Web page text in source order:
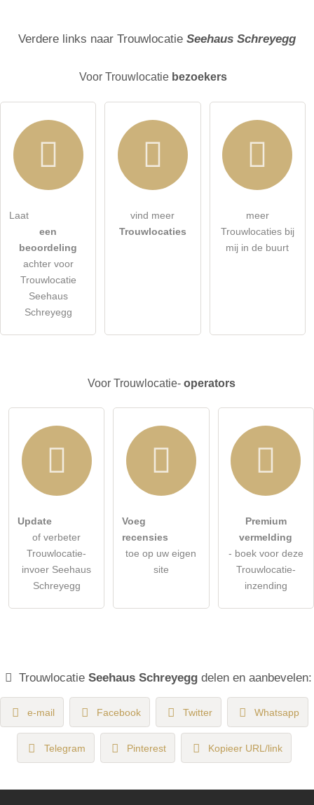
Ik heb de
stel een publieke vraag
Let op:openbare vragen zijn
Klik hier om een​​individuele vraagte stellen aan de
Verdere links naar Trouwlocatie Seehaus Schreyegg
Voor Trouwlocatie bezoekers
Laat
een
beoordeling
achter voor
Trouwlocatie
Seehaus
Schreyegg
vind meer
Trouwlocaties
meer
Trouwlocaties bij
mij in de buurt
Voor Trouwlocatie- operators
Update
of verbeter
Trouwlocatie-
invoer Seehaus
Schreyegg
Voeg
recensies
toe op uw eigen
site
Premium
vermelding
- boek voor deze
Trouwlocatie-
inzending
Trouwlocatie Seehaus Schreyeggdelen en aanbevelen:
e-mail Facebook Twitter Whatsapp
Telegram Pinterest Kopieer URL/link